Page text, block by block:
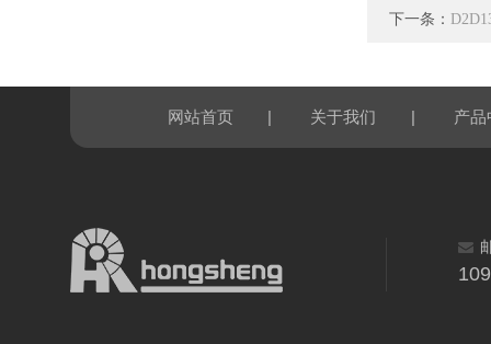
下一条：
网站首页 | 关于我们 | 产品